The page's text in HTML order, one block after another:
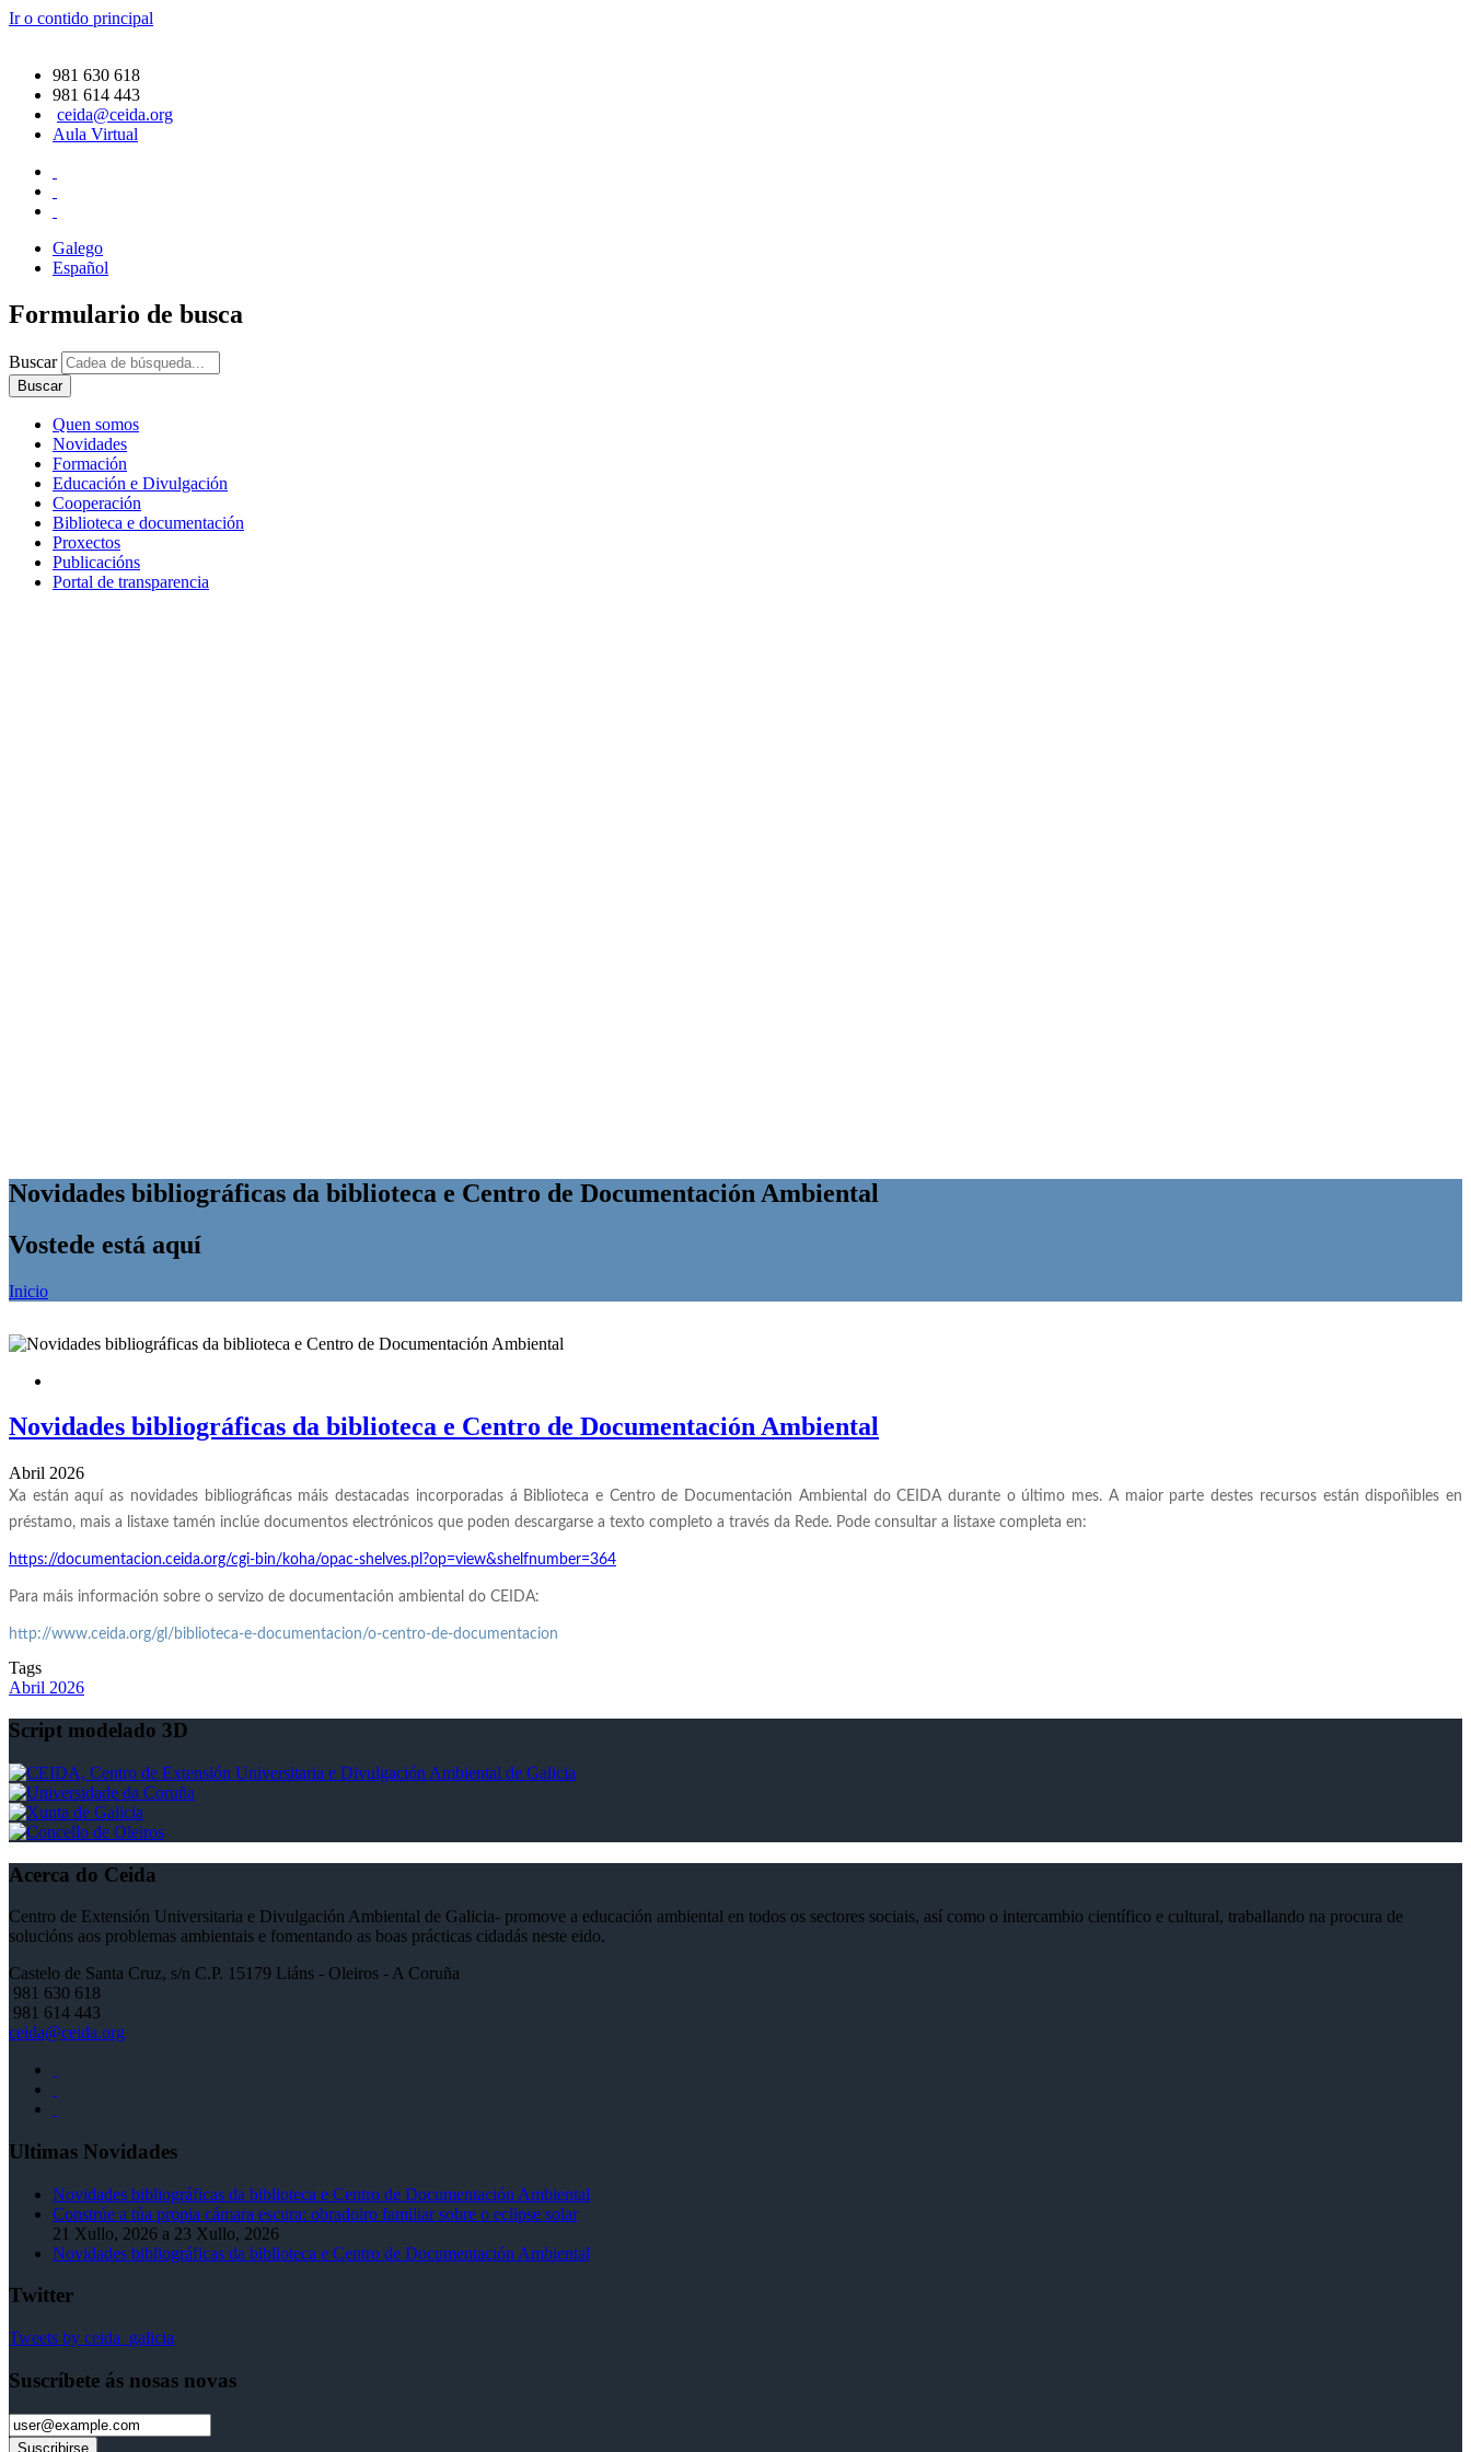
Ir o contido principal
981 630 618
981 614 443
ceida@ceida.org
Aula Virtual
Galego
Español
Formulario de busca
Buscar
Quen somos
Novidades
Formación
Educación e Divulgación
Cooperación
Biblioteca e documentación
Proxectos
Publicacións
Portal de transparencia
Novidades bibliográficas da biblioteca e Centro de Documentación Ambiental
Vostede está aquí
Inicio
Novidades bibliográficas da biblioteca e Centro de Documentación Ambiental
Abril 2026
Xa están aquí as novidades bibliográficas máis destacadas incorporadas á Biblioteca e Centro de Documentación Ambiental do CEIDA durante o último mes. A maior parte destes recursos están dispoñibles en
préstamo, mais a listaxe tamén inclúe documentos electrónicos que poden descargarse a texto completo a través da Rede. Pode consultar a listaxe completa en:
https://documentacion.ceida.org/cgi-bin/koha/opac-shelves.pl?op=view&shelfnumber=364
Para máis información sobre o servizo de documentación ambiental do CEIDA:
http://www.ceida.org/gl/biblioteca-e-documentacion/o-centro-de-documentacion
Tags
Abril 2026
Script modelado 3D
Acerca do Ceida
Centro de Extensión Universitaria e Divulgación Ambiental de Galicia- promove a educación ambiental en todos os sectores sociais, así como o intercambio científico e cultural, traballando na procura de
solucións aos problemas ambientais e fomentando as boas prácticas cidadás neste eido.
Castelo de Santa Cruz, s/n C.P. 15179 Liáns - Oleiros - A Coruña
981 630 618
981 614 443
ceida@ceida.org
Ultimas Novidades
Novidades bibliográficas da biblioteca e Centro de Documentación Ambiental
Constrúe a túa propia cámara escura: obradoiro familiar sobre o eclipse solar
21 Xullo, 2026 a 23 Xullo, 2026
Novidades bibliográficas da biblioteca e Centro de Documentación Ambiental
Twitter
Tweets by ceida_galicia
Suscríbete ás nosas novas